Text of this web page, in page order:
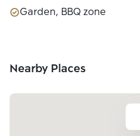
Garden, BBQ zone
Nearby Places